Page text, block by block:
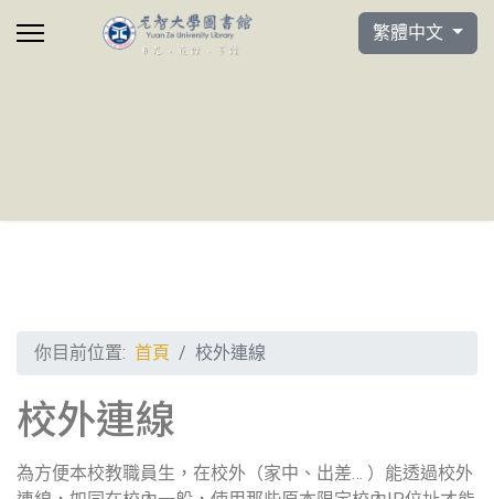
選擇你的語言
繁體中文
你目前位置: 首頁 校外連線
校外連線
為方便本校教職員生，在校外（家中、出差… ）能透過校外